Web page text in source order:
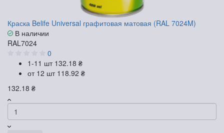
Краска Belife Universal графитовая матовая (RAL 7024M)
В наличии
RAL7024
0
1-11 шт 132.18 ₴
от 12 шт 118.92 ₴
132.18 ₴